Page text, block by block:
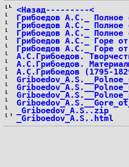
<Назад---------<
Грибоедов А.С._
Грибоедов А.С._ Полное
Грибоедов А.С._
Грибоедов А.С._ Горе
Грибоедов А.С._ Горе
А.С.Грибоедов.
А.С.Грибоедов.
А.С.Грибоедов (1795-
_Griboedov_A.S..zip
_Griboedov_A.S..html